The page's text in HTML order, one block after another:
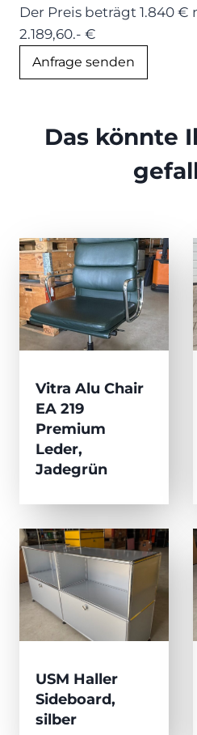
Der Preis beträgt 1.840 €
2.189,60.- €
Anfrage senden
Das könnte
Vitra Alu Chair
EA 219
Premium
Leder,
Jadegrün
USM Haller
Sideboard,
silber